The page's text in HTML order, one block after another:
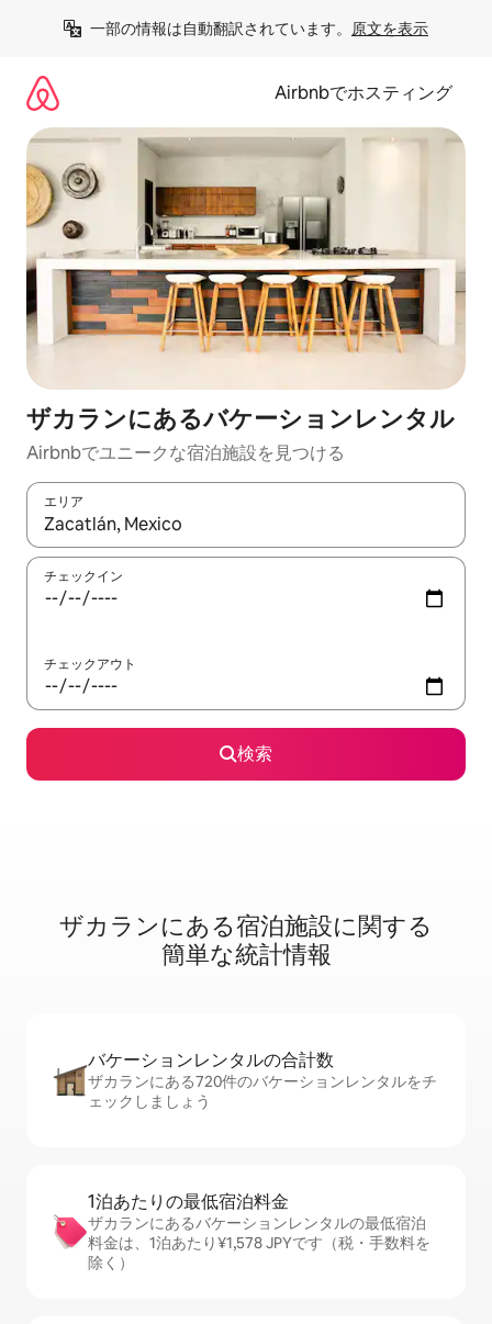
一部の情報は自動翻訳されています。 原文を表示
Airbnbでホスティング
ザカランにあるバケーションレンタル
Airbnbでユニークな宿泊施設を見つける
エリア
検索結果が表示されたら、上下の矢印キーを使って移動するか
チェックイン
チェックアウト
検索
ザカランに⁠あ⁠る宿⁠泊⁠施⁠設⁠に関⁠す⁠る
簡⁠単⁠な統⁠計⁠情⁠報
バケーションレ⁠ン⁠タ⁠ル⁠の合⁠計⁠数
ザカランにある720件のバケーションレンタルをチ
ェックしましょう
1泊あたりの最⁠低⁠宿⁠泊⁠料⁠金
ザカランにあるバケーションレンタルの最低宿泊
料金は、1泊あたり¥1,578 JPYです（税・手数料を
除く）